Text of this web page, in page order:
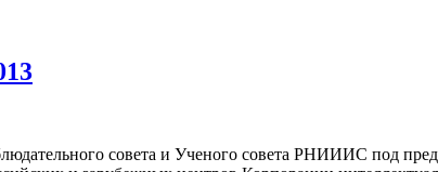
совета и Ученого совета РНИИИС под